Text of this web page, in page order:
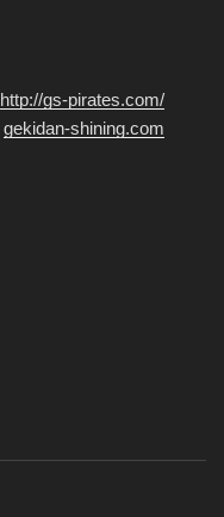
http://gs-pirates.com/
gekidan-shining.com